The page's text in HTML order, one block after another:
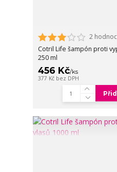
2
Cotril Life šampón proti
250 ml
456 Kč/ks
377 Kč bez DPH